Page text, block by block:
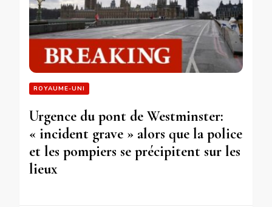
ROYAUME-UNI
Urgence du pont de Westminster:
« incident grave » alors que la police
et les pompiers se précipitent sur les
lieux